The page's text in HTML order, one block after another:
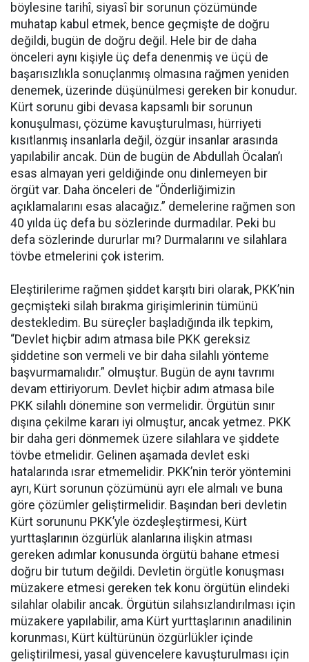
böylesine tarihî, siyasî bir sorunun çözümünde
muhatap kabul etmek, bence geçmişte de doğru
değildi, bugün de doğru değil. Hele bir de daha
önceleri aynı kişiyle üç defa denenmiş ve üçü de
başarısızlıkla sonuçlanmış olmasına rağmen yeniden
denemek, üzerinde düşünülmesi gereken bir konudur.
Kürt sorunu gibi devasa kapsamlı bir sorunun
konuşulması, çözüme kavuşturulması, hürriyeti
kısıtlanmış insanlarla değil, özgür insanlar arasında
yapılabilir ancak. Dün de bugün de Abdullah Öcalan’ı
esas almayan yeri geldiğinde onu dinlemeyen bir
örgüt var. Daha önceleri de “Önderliğimizin
açıklamalarını esas alacağız.” demelerine rağmen son
40 yılda üç defa bu sözlerinde durmadılar. Peki bu
defa sözlerinde dururlar mı? Durmalarını ve silahlara
tövbe etmelerini çok isterim.
Eleştirilerime rağmen şiddet karşıtı biri olarak, PKK’nin
geçmişteki silah bırakma girişimlerinin tümünü
destekledim. Bu süreçler başladığında ilk tepkim,
“Devlet hiçbir adım atmasa bile PKK gereksiz
şiddetine son vermeli ve bir daha silahlı yönteme
başvurmamalıdır.” olmuştur. Bugün de aynı tavrımı
devam ettiriyorum. Devlet hiçbir adım atmasa bile
PKK silahlı dönemine son vermelidir. Örgütün sınır
dışına çekilme kararı iyi olmuştur, ancak yetmez. PKK
bir daha geri dönmemek üzere silahlara ve şiddete
tövbe etmelidir. Gelinen aşamada devlet eski
hatalarında ısrar etmemelidir. PKK’nin terör yöntemini
ayrı, Kürt sorunun çözümünü ayrı ele almalı ve buna
göre çözümler geliştirmelidir. Başından beri devletin
Kürt sorununu PKK’yle özdeşleştirmesi, Kürt
yurttaşlarının özgürlük alanlarına ilişkin atması
gereken adımlar konusunda örgütü bahane etmesi
doğru bir tutum değildi. Devletin örgütle konuşması
müzakere etmesi gereken tek konu örgütün elindeki
silahlar olabilir ancak. Örgütün silahsızlandırılması için
müzakere yapılabilir, ama Kürt yurttaşlarının anadilinin
korunması, Kürt kültürünün özgürlükler içinde
geliştirilmesi, yasal güvencelere kavuşturulması için